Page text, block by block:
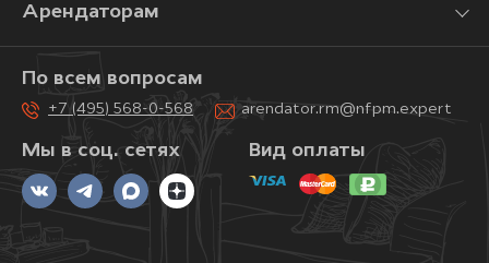
Арендаторам
Мы в соц. сетях
По всем вопросам
+7 (495) 568-0-568 arendator.rm@nfpm.expert
Вид оплаты